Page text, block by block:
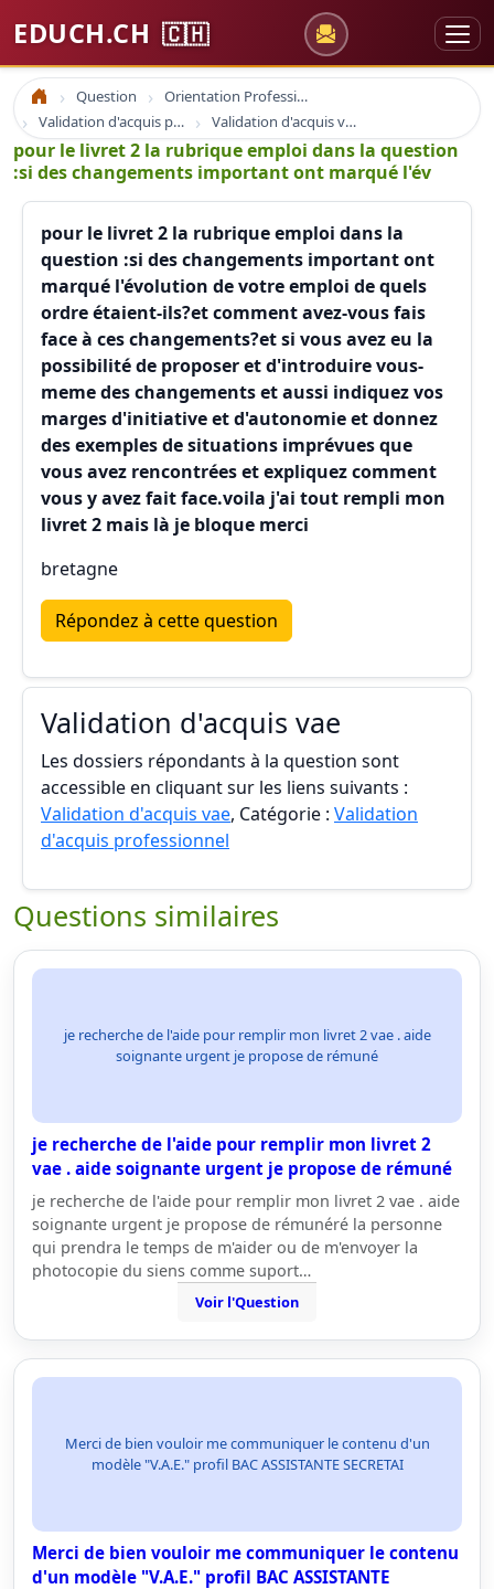
EDUCH.CH 🇨🇭
Accueil Question
Orientation Professionnelle
Validation d'acquis professionnel
Validation d'acquis vae
pour le livret 2 la rubrique emploi dans la question
:si des changements important ont marqué l'év
pour le livret 2 la rubrique emploi dans la
question :si des changements important ont
marqué l'évolution de votre emploi de quels
ordre étaient-ils?et comment avez-vous fais
face à ces changements?et si vous avez eu la
possibilité de proposer et d'introduire vous-
meme des changements et aussi indiquez vos
marges d'initiative et d'autonomie et donnez
des exemples de situations imprévues que
vous avez rencontrées et expliquez comment
vous y avez fait face.voila j'ai tout rempli mon
livret 2 mais là je bloque merci
bretagne
Répondez à cette question
Validation d'acquis vae
Les dossiers répondants à la question sont
accessible en cliquant sur les liens suivants :
Validation d'acquis vae, Catégorie : Validation
d'acquis professionnel
Questions similaires
je recherche de l'aide pour remplir mon livret 2 vae . aide
soignante urgent je propose de rémuné
je recherche de l'aide pour remplir mon livret 2
vae . aide soignante urgent je propose de rémuné
je recherche de l'aide pour remplir mon livret 2 vae . aide
soignante urgent je propose de rémunéré la personne
qui prendra le temps de m'aider ou de m'envoyer la
photocopie du siens comme suport…
Voir l'Question
Merci de bien vouloir me communiquer le contenu d'un
modèle "V.A.E." profil BAC ASSISTANTE SECRETAI
Merci de bien vouloir me communiquer le contenu
d'un modèle "V.A.E." profil BAC ASSISTANTE